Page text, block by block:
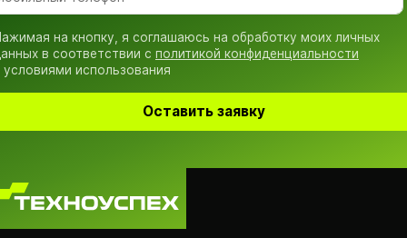
на кнопку, я соглашаюсь на обработку моих личных
в соответствии с политикой конфиденциальности
условиями использования
Оставить заявку